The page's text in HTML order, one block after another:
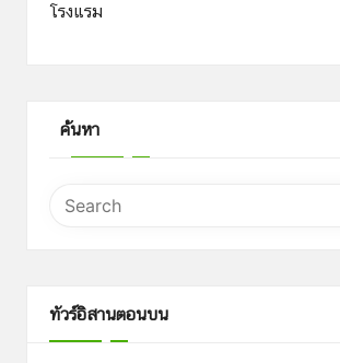
โรงแรม
ค้นหา
ทัวร์อิสานตอนบน